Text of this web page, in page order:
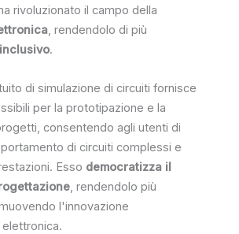
rivoluzionato il campo della
, rendendolo di più
.
di simulazione di circuiti fornisce
per la prototipazione e la
consentendo agli utenti di
di circuiti complessi e
Esso democratizza il
, rendendolo più
l'innovazione